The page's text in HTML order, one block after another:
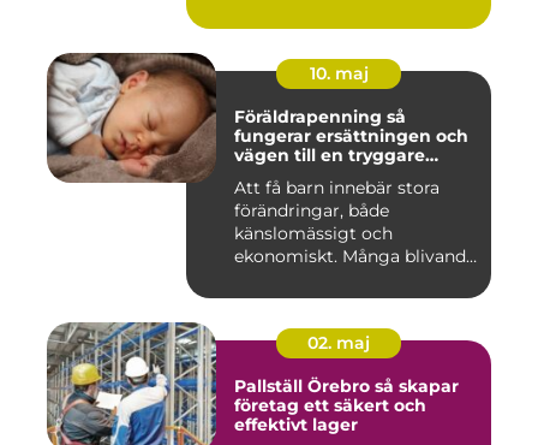
10. maj
Föräldrapenning så
fungerar ersättningen och
vägen till en tryggare
Att få barn innebär stora
förändringar, både
känslomässigt och
ekonomiskt. Många blivande
02. maj
Pallställ Örebro så skapar
företag ett säkert och
effektivt lager